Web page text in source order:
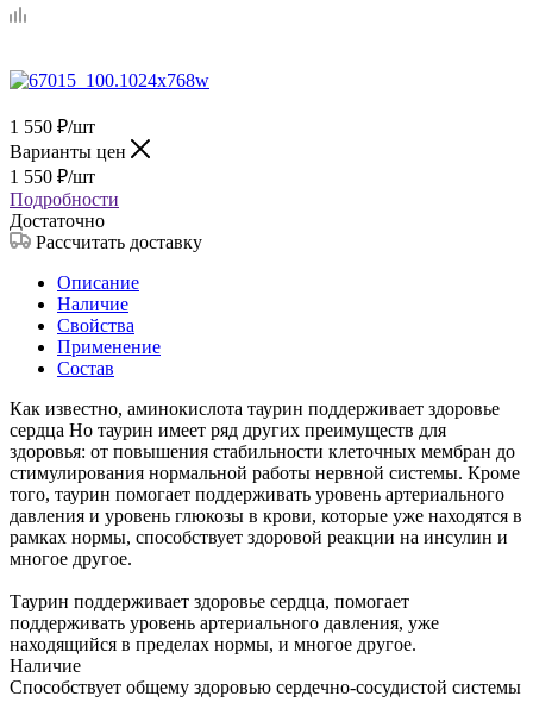
1 550 ₽/шт
Варианты цен
1 550 ₽/шт
Подробности
Достаточно
Рассчитать доставку
Описание
Наличие
Свойства
Применение
Состав
Как известно, аминокислота таурин поддерживает здоровье
сердца Но таурин имеет ряд других преимуществ для
здоровья: от повышения стабильности клеточных мембран до
стимулирования нормальной работы нервной системы. Кроме
того, таурин помогает поддерживать уровень артериального
давления и уровень глюкозы в крови, которые уже находятся в
рамках нормы, способствует здоровой реакции на инсулин и
многое другое.
Таурин поддерживает здоровье сердца, помогает
поддерживать уровень артериального давления, уже
находящийся в пределах нормы, и многое другое.
Наличие
Способствует общему здоровью сердечно-сосудистой системы